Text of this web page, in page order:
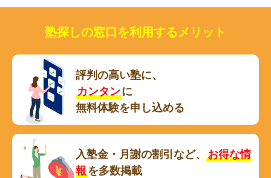
塾探しの窓口を利用するメリット
評判の高い塾に、
カンタンに
無料体験を申し込める
入塾金・月謝の割引など、
お得な情
報を多数掲載